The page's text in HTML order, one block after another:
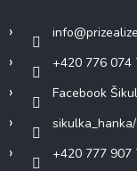
info@
+420 776 074
Facebook
sikulka_hanka/
+420 777 907